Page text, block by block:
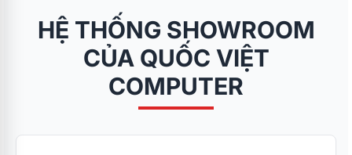
HỆ THỐNG SHOWROOM
CỦA QUỐC VIỆT
COMPUTER